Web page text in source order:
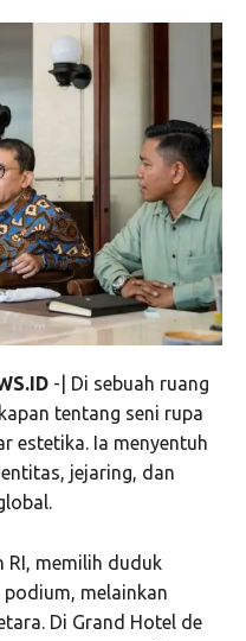
-| Di sebuah ruang
tentang seni rupa
estetika. Ia menyentuh
jejaring, dan
RI, memilih duduk
melainkan
Di Grand Hotel de